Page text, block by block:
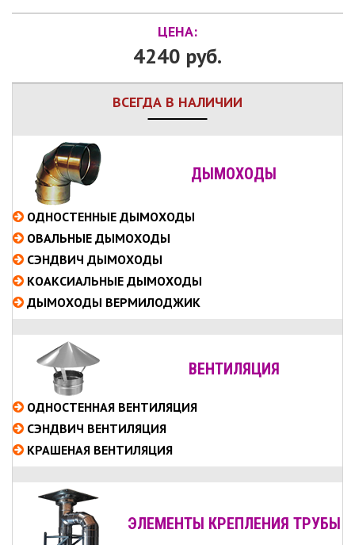
ЦЕНА:
4240 руб.
ВСЕГДА В НАЛИЧИИ
ДЫМОХОДЫ
ОДНОСТЕННЫЕ ДЫМОХОДЫ
ОВАЛЬНЫЕ ДЫМОХОДЫ
СЭНДВИЧ ДЫМОХОДЫ
КОАКСИАЛЬНЫЕ ДЫМОХОДЫ
ДЫМОХОДЫ ВЕРМИЛОДЖИК
ВЕНТИЛЯЦИЯ
ОДНОСТЕННАЯ ВЕНТИЛЯЦИЯ
СЭНДВИЧ ВЕНТИЛЯЦИЯ
КРАШЕНАЯ ВЕНТИЛЯЦИЯ
ЭЛЕМЕНТЫ КРЕПЛЕНИЯ ТРУБЫ